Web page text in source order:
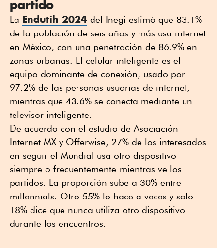
partido
La Endutih 2024 del Inegi estimó que 83.1%
de la población de seis años y más usa internet
en México, con una penetración de 86.9% en
zonas urbanas. El celular inteligente es el
equipo dominante de conexión, usado por
97.2% de las personas usuarias de internet,
mientras que 43.6% se conecta mediante un
televisor inteligente.
De acuerdo con el estudio de Asociación
Internet MX y Offerwise, 27% de los interesados
en seguir el Mundial usa otro dispositivo
siempre o frecuentemente mientras ve los
partidos. La proporción sube a 30% entre
millennials. Otro 55% lo hace a veces y solo
18% dice que nunca utiliza otro dispositivo
durante los encuentros.